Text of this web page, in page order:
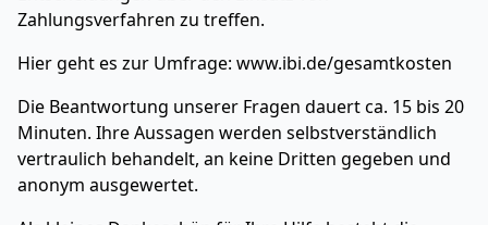
Zahlungsverfahren zu treffen.
Hier geht es zur Umfrage: www.ibi.de/gesamtkosten
Die Beantwortung unserer Fragen dauert ca. 15 bis 20
Minuten. Ihre Aussagen werden selbstverständlich
vertraulich behandelt, an keine Dritten gegeben und
anonym ausgewertet.